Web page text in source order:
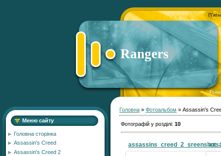
Rangers
Меню сайту
Головна сторінка
Assassin's Creed
Assassin's Creed 2
Головна » Фотоальбом » Assassin's
Фотографій у розділі: 10